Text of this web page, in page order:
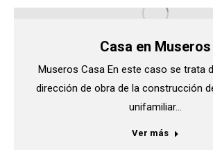
Casa en Museros
Museros Casa En este caso se trata
dirección de obra de la construcción
unifamiliar…
Ver más